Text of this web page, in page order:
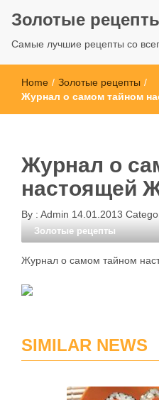
Золотые
Самые лучшие рецепты со
Home / Золотые рецепты /
Журнал о самом тайном
Журнал о
настоящей
By : Admin 14.01.2013
Золотые рецепты
Журнал о самом тайном
SIMILAR NEWS